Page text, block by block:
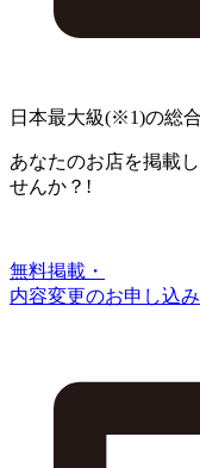
日本最大級(※1)の総
あなたのお店を掲載
せんか？!
無料掲載・
内容変更のお申し込み